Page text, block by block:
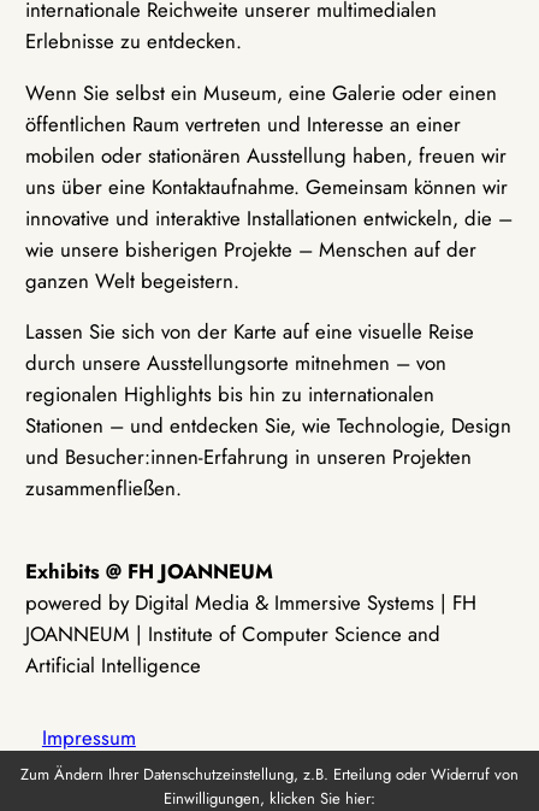
internationale Reichweite unserer multimedialen
Erlebnisse zu entdecken.
Wenn Sie selbst ein Museum, eine Galerie oder einen
öffentlichen Raum vertreten und Interesse an einer
mobilen oder stationären Ausstellung haben, freuen wir
uns über eine Kontaktaufnahme. Gemeinsam können wir
innovative und interaktive Installationen entwickeln, die –
wie unsere bisherigen Projekte – Menschen auf der
ganzen Welt begeistern.
Lassen Sie sich von der Karte auf eine visuelle Reise
durch unsere Ausstellungsorte mitnehmen – von
regionalen Highlights bis hin zu internationalen
Stationen – und entdecken Sie, wie Technologie, Design
und Besucher:innen-Erfahrung in unseren Projekten
zusammenfließen.
Exhibits @ FH JOANNEUM
powered by Digital Media & Immersive Systems | FH
JOANNEUM | Institute of Computer Science and
Artificial Intelligence
Impressum
Zum Ändern Ihrer Datenschutzeinstellung, z.B. Erteilung oder Widerruf von
Einwilligungen, klicken Sie hier: